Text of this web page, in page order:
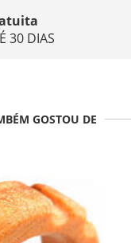
30 DIAS
GOSTOU DE